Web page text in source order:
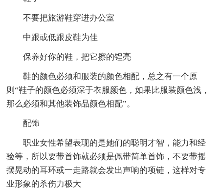
不要把旅游鞋穿进办公室
中跟或低跟皮鞋为佳
保养好你的鞋，把它擦的锃亮
鞋的颜色必须和服装的颜色相配，总之有一个原
则“鞋子的颜色必须深于衣服颜色，如果比服装颜色浅，
那么必须和其他装饰品颜色相配”。
配饰
职业女性希望表现的是她们的聪明才智，能力和经
验等，所以要带首饰就必须是佩带简单首饰，不要带摇
摆晃动的耳环或一走路就会发出声响的项链，这样对专
业形象的杀伤力极大